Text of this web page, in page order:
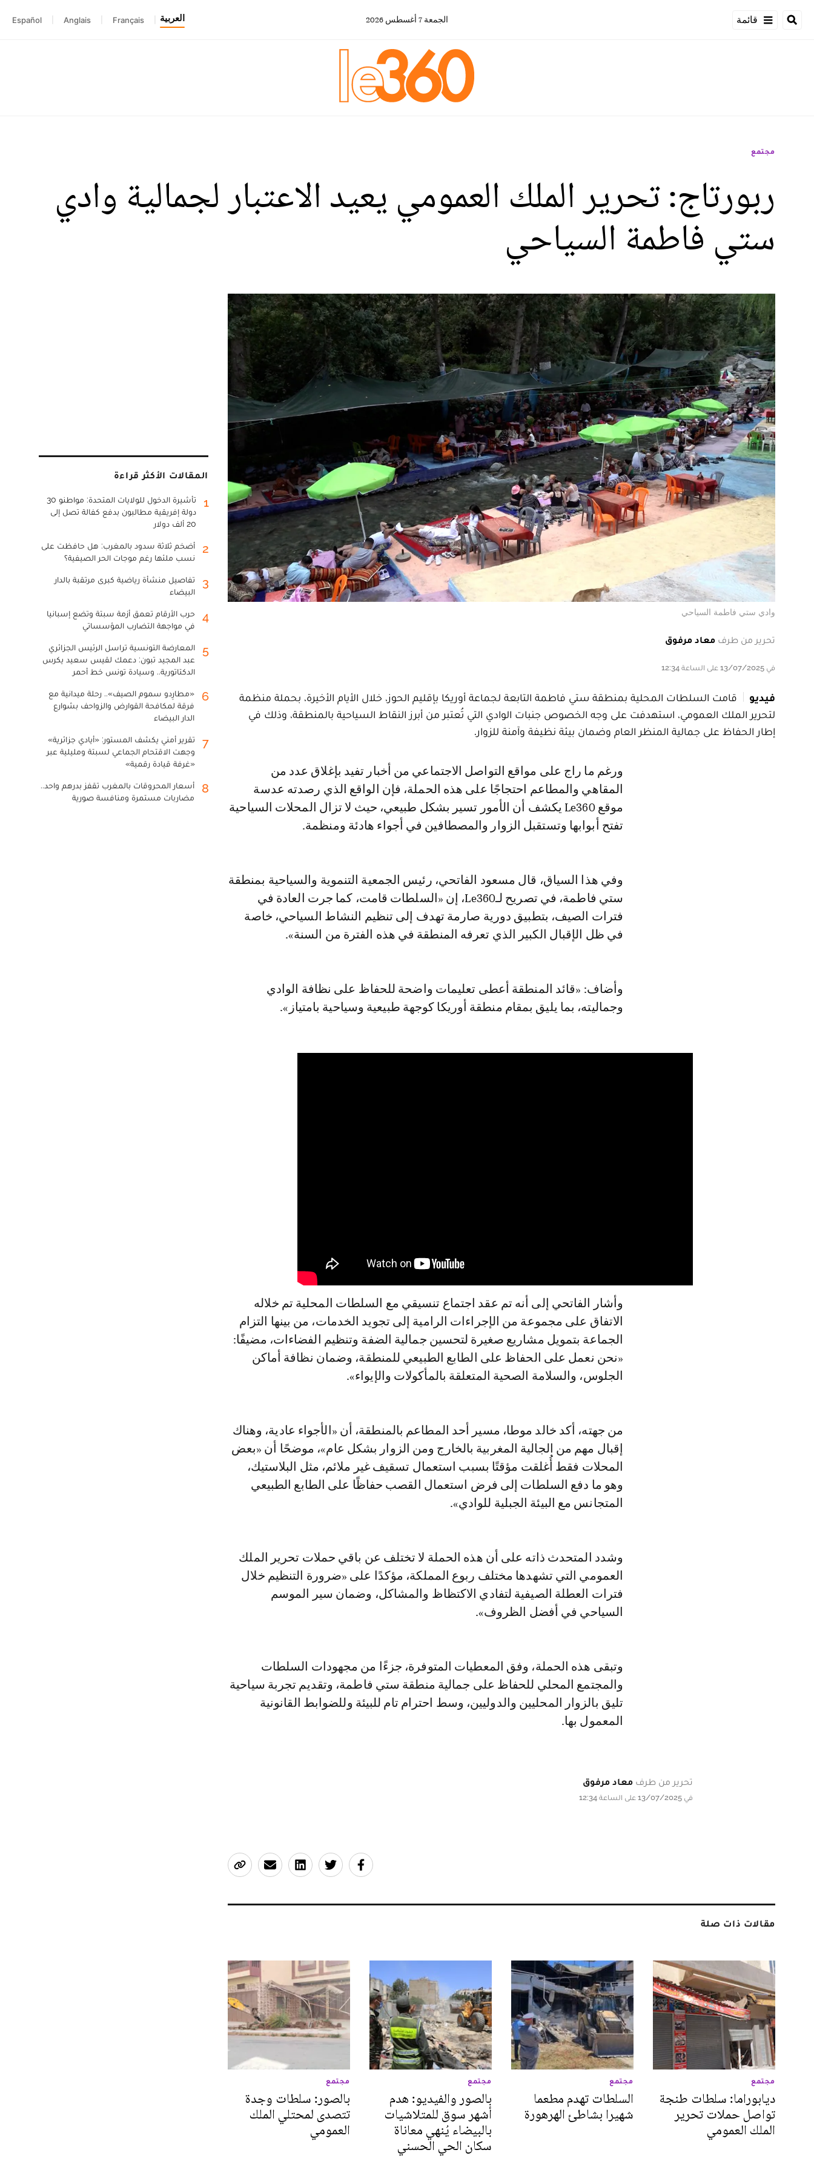
قائمة الجمعة 7 أغسطس 2026 العربية Français
Anglais
Español
مجتمع
ربورتاج: تحرير الملك العمومي يعيد الاعتبار لجمالية وادي
ستي فاطمة السياحي
وادي ستي فاطمة السياحي
تحرير من طرف معاد مرفوق
في 13/07/2025 على الساعة 12:34
فيديو
قامت السلطات المحلية بمنطقة ستي فاطمة التابعة لجماعة أوريكا بإقليم الحوز، خلال الأيام الأخيرة، بحملة منظمة
لتحرير الملك العمومي، استهدفت على وجه الخصوص جنبات الوادي التي تُعتبر من أبرز النقاط السياحية بالمنطقة، وذلك في
إطار الحفاظ على جمالية المنظر العام وضمان بيئة نظيفة وآمنة للزوار.
ورغم ما راج على مواقع التواصل الاجتماعي من أخبار تفيد بإغلاق عدد من
المقاهي والمطاعم احتجاجًا على هذه الحملة، فإن الواقع الذي رصدته عدسة
موقع Le360 يكشف أن الأمور تسير بشكل طبيعي، حيث لا تزال المحلات السياحية
تفتح أبوابها وتستقبل الزوار والمصطافين في أجواء هادئة ومنظمة.
وفي هذا السياق، قال مسعود الفاتحي، رئيس الجمعية التنموية والسياحية بمنطقة
ستي فاطمة، في تصريح لـLe360، إن «السلطات قامت، كما جرت العادة في
فترات الصيف، بتطبيق دورية صارمة تهدف إلى تنظيم النشاط السياحي، خاصة
في ظل الإقبال الكبير الذي تعرفه المنطقة في هذه الفترة من السنة».
وأضاف: «قائد المنطقة أعطى تعليمات واضحة للحفاظ على نظافة الوادي
وجماليته، بما يليق بمقام منطقة أوريكا كوجهة طبيعية وسياحية بامتياز».
وأشار الفاتحي إلى أنه تم عقد اجتماع تنسيقي مع السلطات المحلية تم خلاله
الاتفاق على مجموعة من الإجراءات الرامية إلى تجويد الخدمات، من بينها التزام
الجماعة بتمويل مشاريع صغيرة لتحسين جمالية الضفة وتنظيم الفضاءات، مضيفًا:
«نحن نعمل على الحفاظ على الطابع الطبيعي للمنطقة، وضمان نظافة أماكن
الجلوس، والسلامة الصحية المتعلقة بالمأكولات والإيواء».
من جهته، أكد خالد موطا، مسير أحد المطاعم بالمنطقة، أن «الأجواء عادية، وهناك
إقبال مهم من الجالية المغربية بالخارج ومن الزوار بشكل عام»، موضحًا أن «بعض
المحلات فقط أُغلقت مؤقتًا بسبب استعمال تسقيف غير ملائم، مثل البلاستيك،
وهو ما دفع السلطات إلى فرض استعمال القصب حفاظًا على الطابع الطبيعي
المتجانس مع البيئة الجبلية للوادي».
وشدد المتحدث ذاته على أن هذه الحملة لا تختلف عن باقي حملات تحرير الملك
العمومي التي تشهدها مختلف ربوع المملكة، مؤكدًا على «ضرورة التنظيم خلال
فترات العطلة الصيفية لتفادي الاكتظاظ والمشاكل، وضمان سير الموسم
السياحي في أفضل الظروف».
وتبقى هذه الحملة، وفق المعطيات المتوفرة، جزءًا من مجهودات السلطات
والمجتمع المحلي للحفاظ على جمالية منطقة ستي فاطمة، وتقديم تجربة سياحية
تليق بالزوار المحليين والدوليين، وسط احترام تام للبيئة وللضوابط القانونية
المعمول بها.
تحرير من طرف معاد مرفوق
في 13/07/2025 على الساعة 12:34
مقالات ذات صلة
مجتمع
ديابوراما: سلطات طنجة
تواصل حملات تحرير
الملك العمومي
مجتمع
السلطات تهدم مطعما
شهيرا بشاطئ الهرهورة
مجتمع
بالصور والفيديو: هدم
أشهر سوق للمتلاشيات
بالبيضاء يُنهي معاناة
سكان الحي الحسني
مجتمع
بالصور: سلطات وجدة
تتصدى لمحتلي الملك
العمومي
المقالات الأكثر قراءة
1
تأشيرة الدخول للولايات المتحدة: مواطنو 30
دولة إفريقية مطالبون بدفع كفالة تصل إلى
20 ألف دولار
2
أضخم ثلاثة سدود بالمغرب: هل حافظت على
نسب ملئها رغم موجات الحر الصيفية؟
3
تفاصيل منشأة رياضية كبرى مرتقبة بالدار
البيضاء
4
حرب الأرقام تعمق أزمة سبتة وتضع إسبانيا
في مواجهة التضارب المؤسساتي
5
المعارضة التونسية تراسل الرئيس الجزائري
عبد المجيد تبون: دعمك لقيس سعيد يكرس
الدكتاتورية.. وسيادة تونس خط أحمر
6
«مطارِدو سموم الصيف».. رحلة ميدانية مع
فرقة لمكافحة القوارض والزواحف بشوارع
الدار البيضاء
7
تقرير أمني يكشف المستور: «أيادي جزائرية»
وجهت الاقتحام الجماعي لسبتة ومليلية عبر
«غرفة قيادة رقمية»
8
أسعار المحروقات بالمغرب تقفز بدرهم واحد..
مضاربات مستمرة ومنافسة صورية